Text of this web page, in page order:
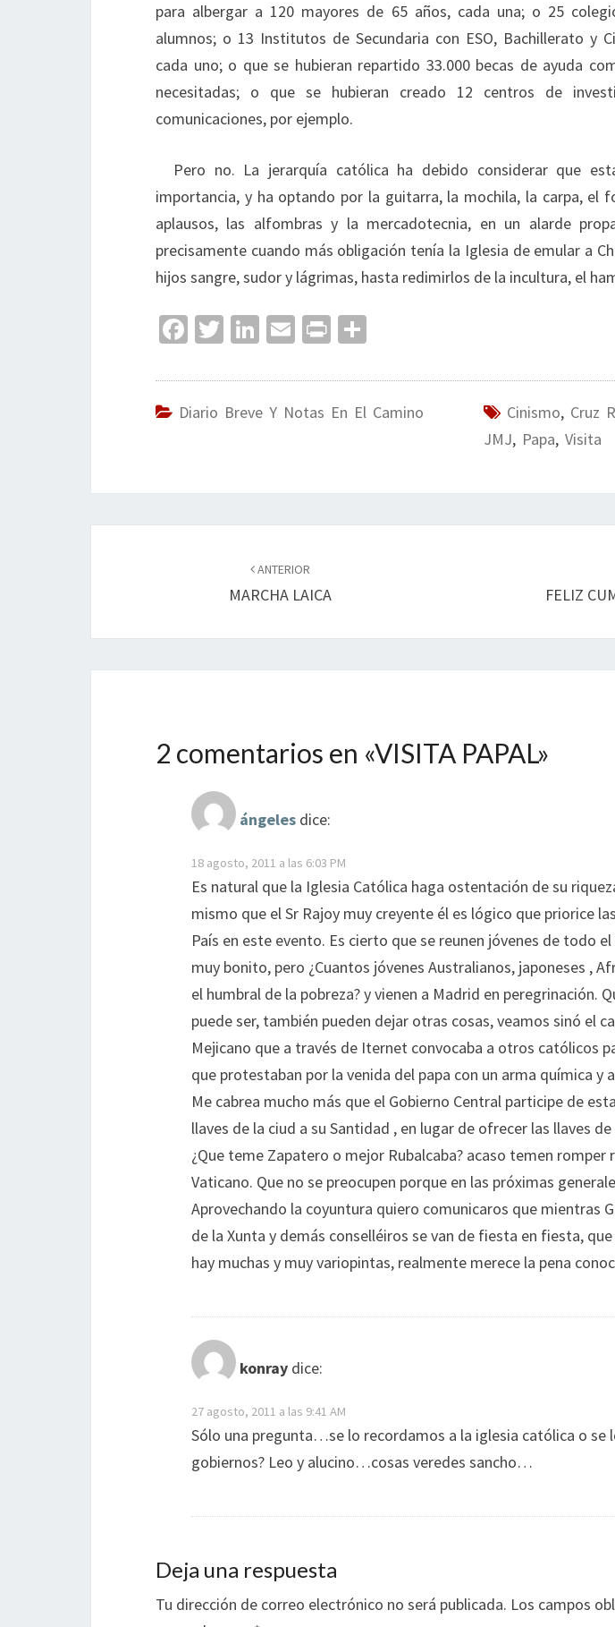
para albergar a 120 mayores de 65 años, cada una; o 25
alumnos; o 13 Institutos de Secundaria con ESO, Bachillerato y
cada uno; o que se hubieran repartido 33.000 becas de ayuda
necesitadas; o que se hubieran creado 12 centros de
comunicaciones, por ejemplo.
Pero no. La jerarquía católica ha debido considerar que
importancia, y ha optando por la guitarra, la mochila, la carpa, el
aplausos, las alfombras y la mercadotecnia, en un alarde
precisamente cuando más obligación tenía la Iglesia de emular a
hijos sangre, sudor y lágrimas, hasta redimirlos de la incultura, el
Fa
b
o
T
tt
er
Li
ke
dI
E
ai
l
Pr
t
m
p
Diario Breve Y Notas En El Camino Cinismo, Cruz
JMJ, Papa, Visita
ANTERIOR
MARCHA LAICA FELIZ
2 comentarios en «VISITA PAPAL»
ángeles dice:
18 agosto, 2011 a las 6:03 PM
Es natural que la Iglesia Católica haga ostentación de su
mismo que el Sr Rajoy muy creyente él es lógico que priorice
País en este evento. Es cierto que se reunen jóvenes de todo
muy bonito, pero ¿Cuantos jóvenes Australianos, japoneses ,
el humbral de la pobreza? y vienen a Madrid en peregrinación.
puede ser, también pueden dejar otras cosas, veamos sinó el
Mejicano que a través de Iternet convocaba a otros católicos
que protestaban por la venida del papa con un arma química y
Me cabrea mucho más que el Gobierno Central participe de
llaves de la ciud a su Santidad , en lugar de ofrecer las llaves
¿Que teme Zapatero o mejor Rubalcaba? acaso temen romper
Vaticano. Que no se preocupen porque en las próximas
Aprovechando la coyuntura quiero comunicaros que mientras
de la Xunta y demás conselléiros se van de fiesta en fiesta,
hay muchas y muy variopintas, realmente merece la pena
konray dice:
27 agosto, 2011 a las 9:41 AM
Sólo una pregunta…se lo recordamos a la iglesia católica o se
gobiernos? Leo y alucino…cosas veredes sancho…
Deja una respuesta
Tu dirección de correo electrónico no será publicada. Los campos